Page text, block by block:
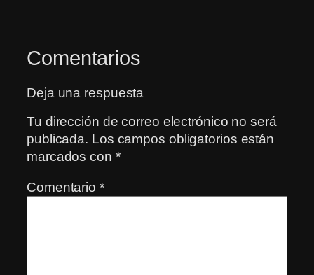
Comentarios
Deja una respuesta
Tu dirección de correo electrónico no será
publicada. Los campos obligatorios están
marcados con *
Comentario *